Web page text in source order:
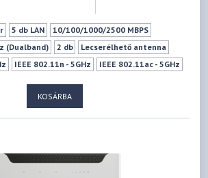
5 db LAN
10/100/1000/2500 MBPS
(Dualband)
2 db
Lecserélhető antenna
IEEE 802.11n - 5GHz
IEEE 802.11ac - 5GHz
- 2.4GHz
IEEE 802.11n - 2.4GHz
KOSÁRBA